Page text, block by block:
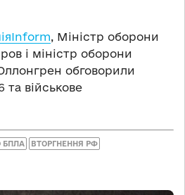
, Міністр оборони
і міністр оборони
обговорили
та військове
БПЛА ВТОРГНЕННЯ РФ